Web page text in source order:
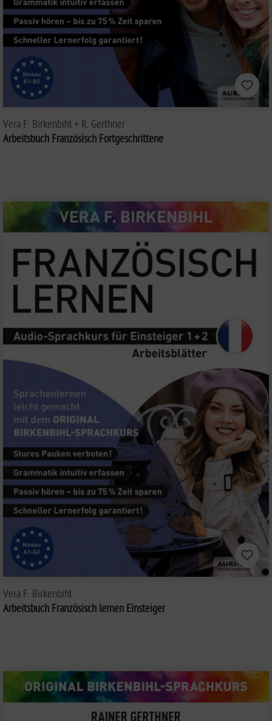
Vera F. Birkenbihl + R. Gerthner
Arbeitsbuch Französisch Fortgeschrittene
Vera F. Birkenbihl
Arbeitsbuch Französisch lernen Einsteiger